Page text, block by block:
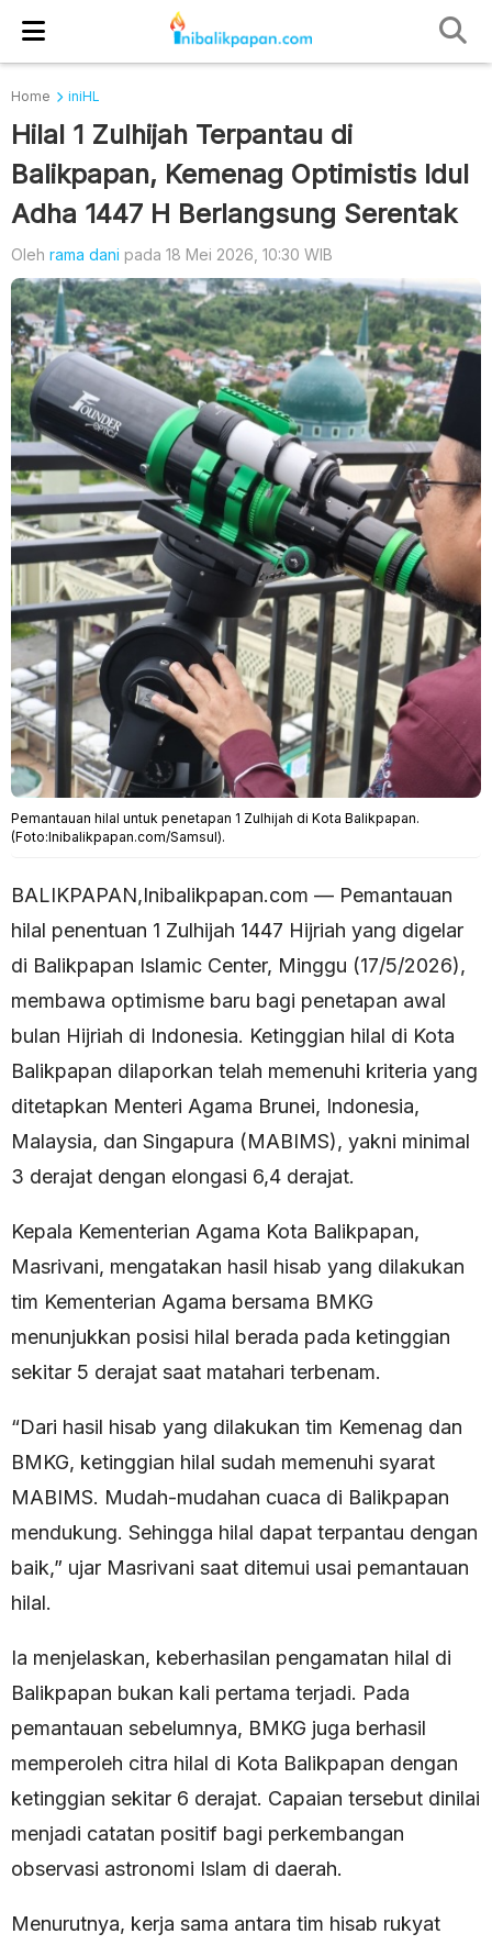
Home iniHL
Hilal 1 Zulhijah Terpantau di
Balikpapan, Kemenag Optimistis Idul
Adha 1447 H Berlangsung Serentak
Oleh rama dani pada 18 Mei 2026, 10:30 WIB
Pemantauan hilal untuk penetapan 1 Zulhijah di Kota Balikpapan.
(Foto:Inibalikpapan.com/Samsul).
BALIKPAPAN,Inibalikpapan.com — Pemantauan
hilal penentuan 1 Zulhijah 1447 Hijriah yang digelar
di Balikpapan Islamic Center, Minggu (17/5/2026),
membawa optimisme baru bagi penetapan awal
bulan Hijriah di Indonesia. Ketinggian hilal di Kota
Balikpapan dilaporkan telah memenuhi kriteria yang
ditetapkan Menteri Agama Brunei, Indonesia,
Malaysia, dan Singapura (MABIMS), yakni minimal
3 derajat dengan elongasi 6,4 derajat.
Kepala Kementerian Agama Kota Balikpapan,
Masrivani, mengatakan hasil hisab yang dilakukan
tim Kementerian Agama bersama BMKG
menunjukkan posisi hilal berada pada ketinggian
sekitar 5 derajat saat matahari terbenam.
“Dari hasil hisab yang dilakukan tim Kemenag dan
BMKG, ketinggian hilal sudah memenuhi syarat
MABIMS. Mudah-mudahan cuaca di Balikpapan
mendukung. Sehingga hilal dapat terpantau dengan
baik,” ujar Masrivani saat ditemui usai pemantauan
hilal.
Ia menjelaskan, keberhasilan pengamatan hilal di
Balikpapan bukan kali pertama terjadi. Pada
pemantauan sebelumnya, BMKG juga berhasil
memperoleh citra hilal di Kota Balikpapan dengan
ketinggian sekitar 6 derajat. Capaian tersebut dinilai
menjadi catatan positif bagi perkembangan
observasi astronomi Islam di daerah.
Menurutnya, kerja sama antara tim hisab rukyat